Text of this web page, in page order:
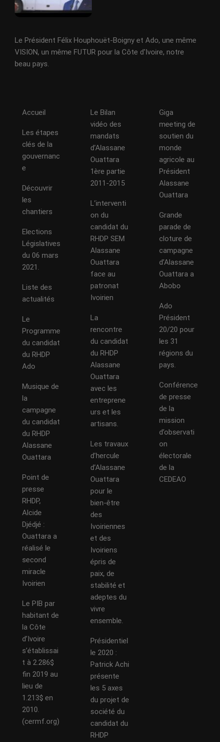
Le Président Félix Houphouët-Boigny et Ado, une même
VISION, un même FUTUR pour la Côte d'Ivoire, notre
beau pays.
Accueil
Les étapes
clés de la
gouvernanc
e
Découvrir
les
chantiers
Elections
Législatives
du 06 mars
2021.
Liste des
actualités
Le
Programme
du candidat
du RHDP
Ado
Musique de
la
campagne
du candidat
du RHDP
Alassane
Ouattara
Point de
presse
RHDP,
Alcide
Djédjé :
Ouattara a
réalisé le
second
miracle
Ivoirien
Le PIB par
habitant de
la Côte
d’Ivoire
s’établissai
t à 2.286$
fin 2019 au
lieu de
1.213$ en
2010.
(cermf.org)
Le Bilan
vidéo des
mandats
d’Alassane
Ouattara
1ère partie
2011-2015
L’interventi
on du
candidat du
RHDP SEM
Alassane
Ouattara
face au
patronat
Ivoirien
La
rencontre
du candidat
du RHDP
Alassane
Ouattara
avec les
entreprene
urs et les
artisans.
Les travaux
d’hercule
d’Alassane
Ouattara
pour le
bien-être
des
Ivoiriennes
et des
Ivoiriens
épris de
paix, de
stabilité et
adeptes du
vivre
ensemble.
Présidentiel
le 2020 :
Patrick Achi
présente
les 5 axes
du projet de
société du
candidat du
RHDP
Giga
meeting de
soutien du
monde
agricole au
Président
Alassane
Ouattara
Grande
parade de
cloture de
campagne
d’Alassane
Ouattara a
Abobo
Ado
Président
20/20 pour
les 31
régions du
pays.
Conférence
de presse
de la
mission
d’observati
on
électorale
de la
CEDEAO